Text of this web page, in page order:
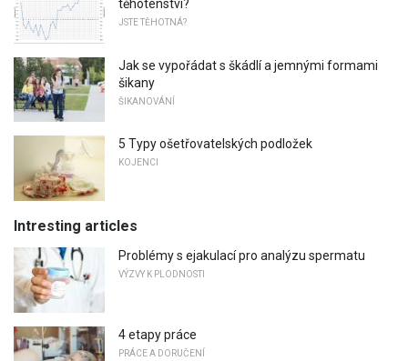
těhotenství?
JSTE TĚHOTNÁ?
Jak se vypořádat s škádlí a jemnými formami
šikany
ŠIKANOVÁNÍ
5 Typy ošetřovatelských podložek
KOJENCI
Intresting articles
Problémy s ejakulací pro analýzu spermatu
VÝZVY K PLODNOSTI
4 etapy práce
PRÁCE A DORUČENÍ